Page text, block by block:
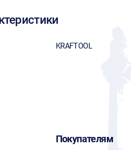
KRAFTOOL
Покупателям